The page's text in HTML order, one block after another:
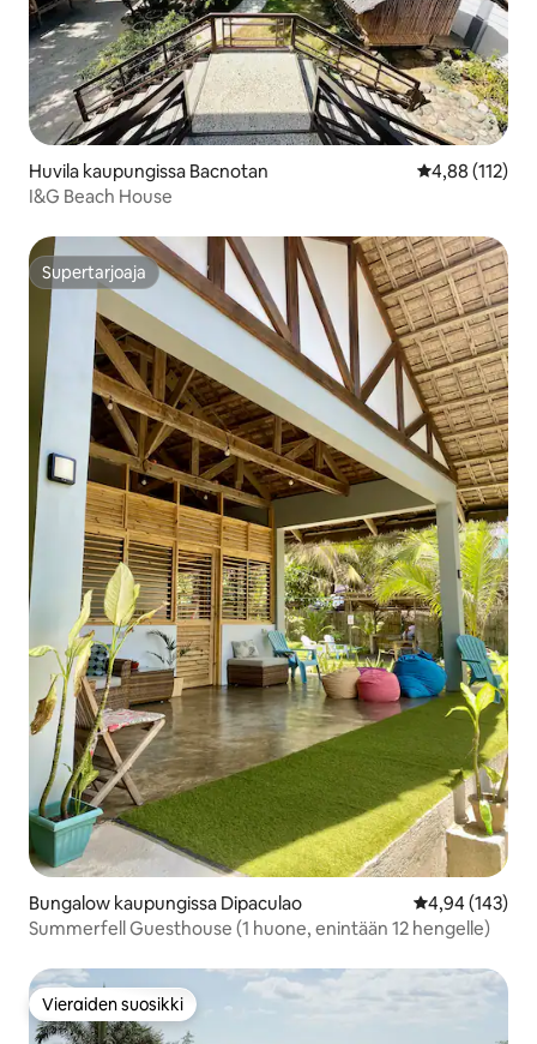
Huvila kaupungissa Bacnotan
4,88 (112)
I&G Beach House
Supertarjoaja
Supertarjoaja
Bungalow kaupungissa Dipaculao
4,94 (143)
Summerfell Guesthouse (1 huone, enintään 12 hengelle)
Vieraiden suosikki
Vieraiden suosikki